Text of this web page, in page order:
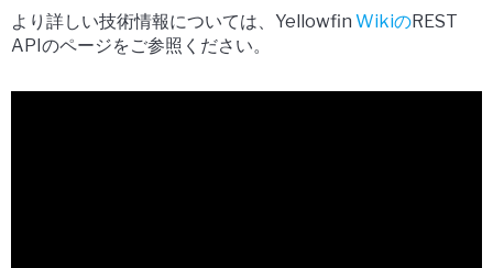
より詳しい技術情報については、Yellowfin WikiのREST
APIのページをご参照ください。